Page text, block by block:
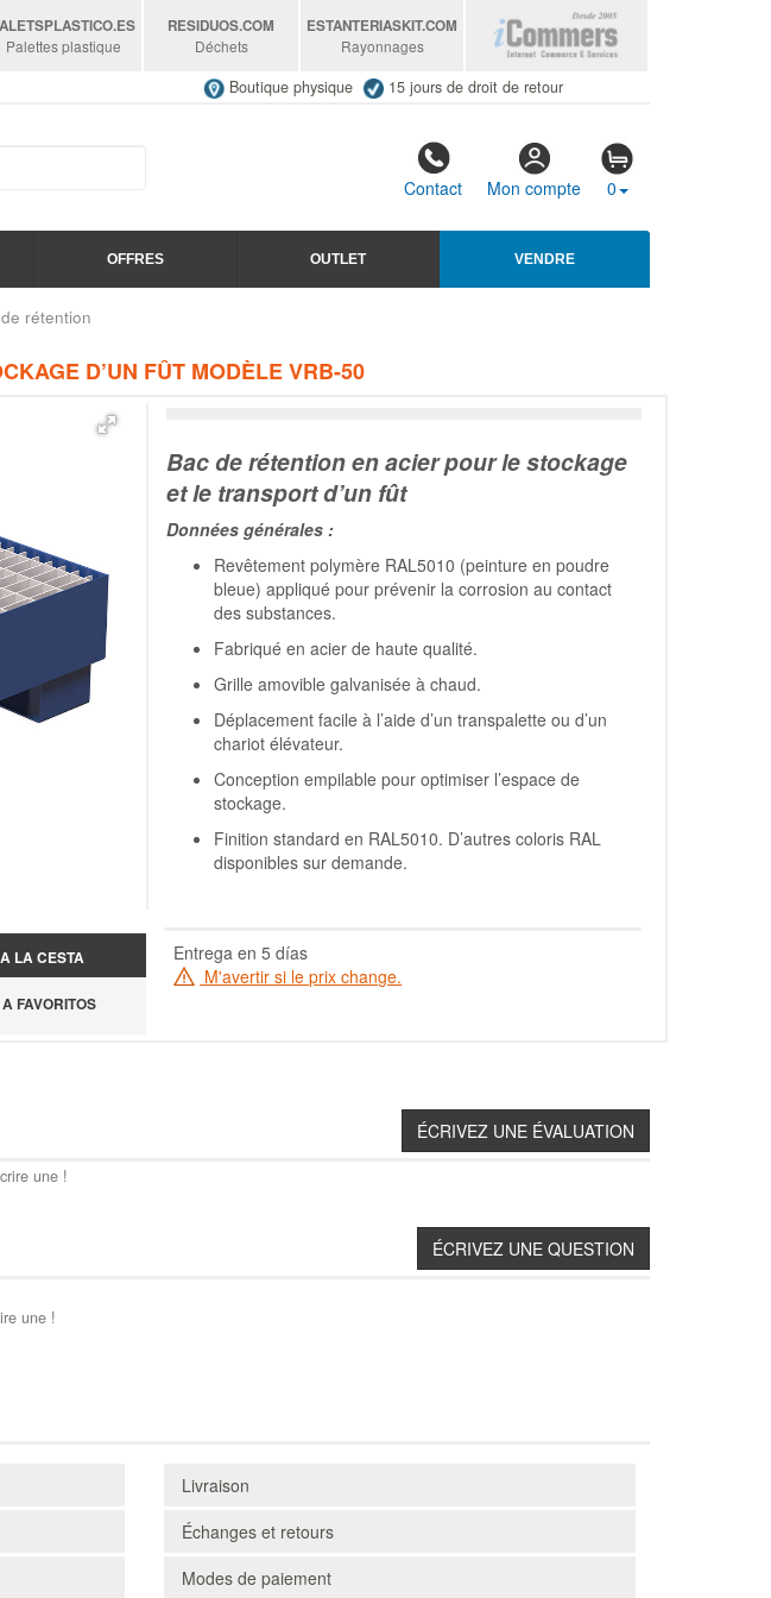
.ES
Palettes plastique
RESIDUOS.COM
Déchets
ESTANTERIASKIT.COM
Rayonnages
Boutique physique 15 jours de droit de retour
Contact Mon compte 0
OFFRES OUTLET VENDRE
rétention
D’UN FÛT MODÈLE VRB-50
Bac de rétention en acier pour le stockage
et le transport d’un fût
Données générales :
Revêtement polymère RAL5010 (peinture en poudre
bleue) appliqué pour prévenir la corrosion au contact
des substances.
Fabriqué en acier de haute qualité.
Grille amovible galvanisée à chaud.
Déplacement facile à l’aide d’un transpalette ou d’un
chariot élévateur.
Conception empilable pour optimiser l’espace de
stockage.
Finition standard en RAL5010. D’autres coloris RAL
disponibles sur demande.
LA CESTA
FAVORITOS
Entrega en 5 días
M'avertir si le prix change.
une !
une !
Livraison
Échanges et retours
Modes de paiement